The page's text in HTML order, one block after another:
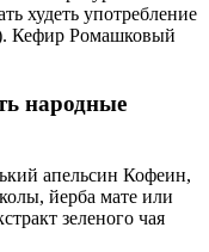
худеть употребление
Кефир Ромашковый
народные
апельсин Кофеин,
йерба мате или
зеленого чая